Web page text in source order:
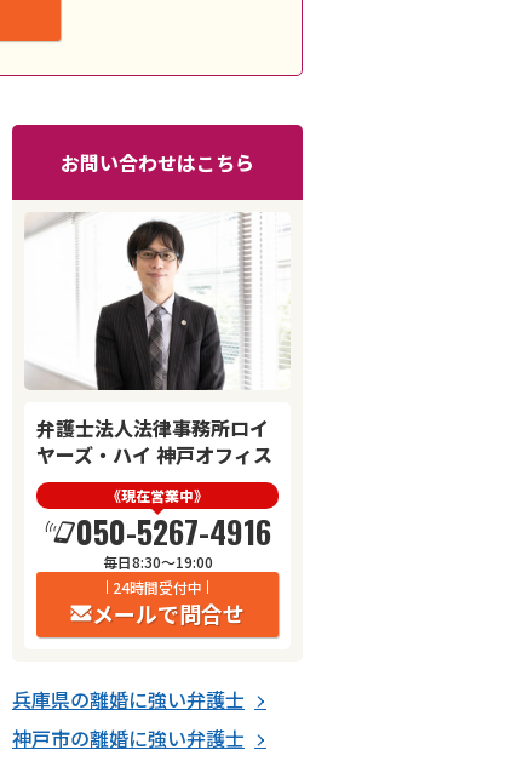
お問い合わせはこちら
弁護士法人法律事務所ロイ
ヤーズ・ハイ 神戸オフィス
《現在営業中》
050-5267-4916
毎日8:30～19:00
24時間受付中
メールで問合せ
兵庫県の離婚に強い弁護士
神戸市の離婚に強い弁護士